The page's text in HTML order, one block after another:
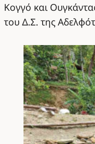
Κογγό και
του Δ.Σ. της